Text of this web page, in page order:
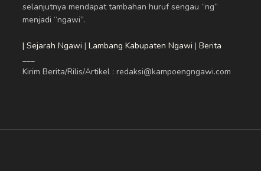
selanjutnya mendapat tambahan huruf sengau “ng”
menjadi “ngawi”.
| Sejarah Ngawi | Lambang Kabupaten Ngawi | Berita
Kirim Berita/Rilis/Artikel : redaksi@kampoengngawi.com